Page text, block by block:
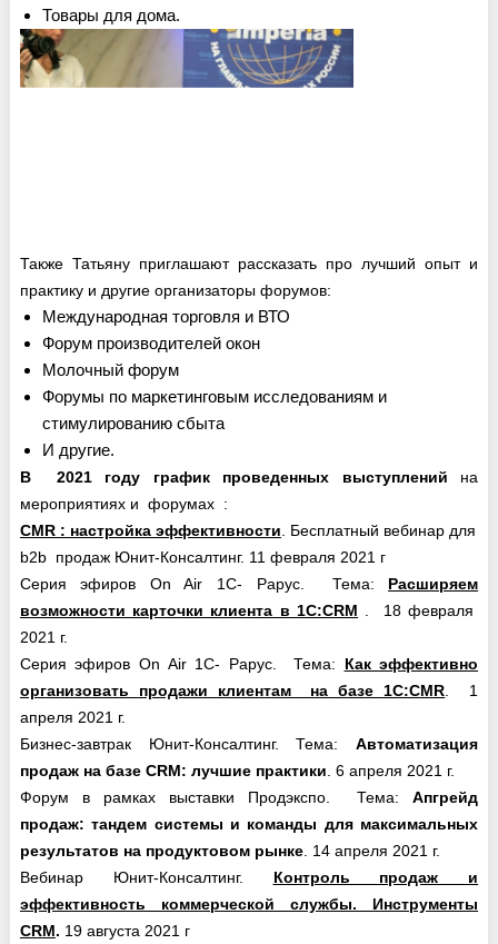
Товары для дома.
Также Татьяну приглашают рассказать про лучший опыт и
практику и другие организаторы форумов:
Международная торговля и ВТО
Форум производителей окон
Молочный форум
Форумы по маркетинговым исследованиям и
стимулированию сбыта
И другие.
В 2021 году график проведенных выступлений на
мероприятиях и форумах :
CMR : настройка эффективности. Бесплатный вебинар для
b2b продаж Юнит-Консалтинг. 11 февраля 2021 г
Серия эфиров On Air 1С- Рарус. Тема: Расширяем
возможности карточки клиента в 1С:CRM . 18 февраля
2021 г.
Серия эфиров On Air 1С- Рарус. Тема: Как эффективно
организовать продажи клиентам на базе 1С:CMR. 1
апреля 2021 г.
Бизнес-завтрак Юнит-Консалтинг. Тема:Автоматизация
продаж на базе CRM: лучшие практики. 6 апреля 2021 г.
Форум в рамках выставки Продэкспо. Тема:Апгрейд
продаж: тандем системы и команды для максимальных
результатов на продуктовом рынке. 14 апреля 2021 г.
Вебинар Юнит-Консалтинг. Контроль продаж и
эффективность коммерческой службы. Инструменты
CRM. 19 августа 2021 г